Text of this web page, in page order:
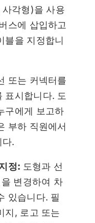
각형)을 사용
스에 삽입하고
블을 지정합니
또는 커넥터를
표시합니다. 도
구에게 보고하
부하 직원에서
다.
정: 도형과 선
변경하여 차
있습니다. 필
지, 로고 또는